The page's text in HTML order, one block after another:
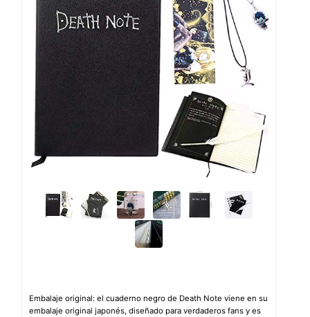
Embalaje original: el cuaderno negro de Death Note viene en su
embalaje original japonés, diseñado para verdaderos fans y es